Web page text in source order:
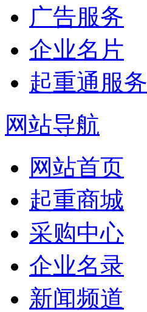
广告服务
企业名片
起重通服务
网站导航
网站首页
起重商城
采购中心
企业名录
新闻频道